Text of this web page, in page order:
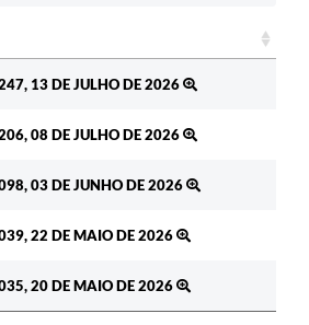
13 DE JULHO DE 2026
08 DE JULHO DE 2026
03 DE JUNHO DE 2026
22 DE MAIO DE 2026
20 DE MAIO DE 2026